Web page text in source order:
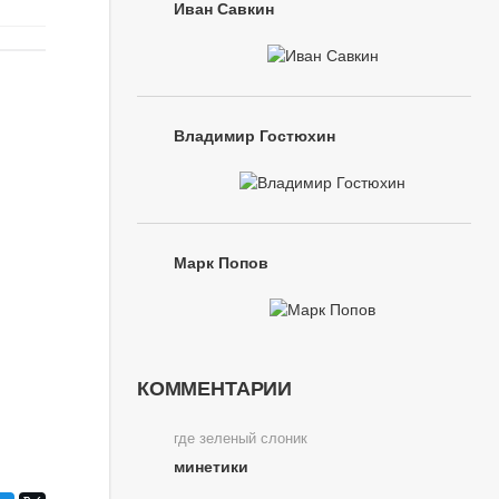
Иван Савкин
Владимир Гостюхин
Марк Попов
КОММЕНТАРИИ
где зеленый слоник
минетики